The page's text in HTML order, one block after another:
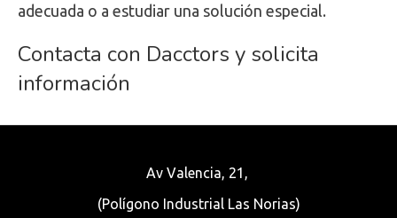
adecuada o a estudiar una solución especial.
Contacta con Dacctors y solicita
información
Av Valencia, 21,
(Polígono Industrial Las Norias)